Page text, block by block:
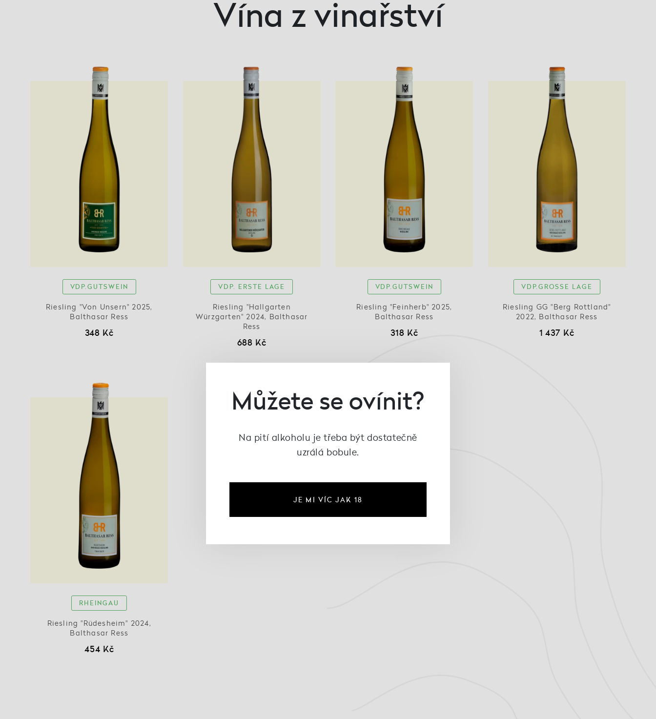
Vína z vinařství
VDP.GUTSWEIN
Riesling "Von Unsern" 2025,
Balthasar Ress
348 Kč
VDP. ERSTE LAGE
Riesling "Hallgarten
Würzgarten" 2024, Balthasar
Ress
688 Kč
VDP.GUTSWEIN
Riesling "Feinherb" 2025,
Balthasar Ress
318 Kč
VDP.GROSSE LAGE
Riesling GG "Berg Rottland"
2022, Balthasar Ress
1 437 Kč
RHEINGAU
Riesling "Rüdesheim" 2024,
Balthasar Ress
454 Kč
Můžete se ovínit?
Na pití alkoholu je třeba být dostatečně
uzrálá bobule.
JE MI VÍC JAK 18